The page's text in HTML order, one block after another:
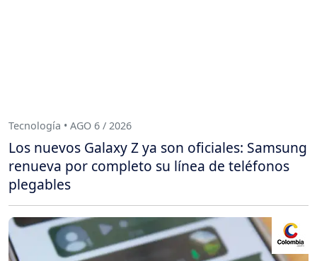
Tecnología • AGO 6 / 2026
Los nuevos Galaxy Z ya son oficiales: Samsung
renueva por completo su línea de teléfonos
plegables